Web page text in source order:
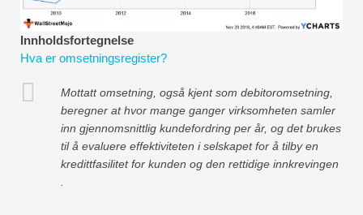
Økonomiske modelleringsveiledninger
Fullstendig format
Risikostyringsveiledninger
Innholdsfortegnelse
Hva er omsetningsregister?
Mottatt omsetning, også kjent som debitoromsetning,
beregner at hvor mange ganger virksomheten samler
inn gjennomsnittlig kundefordring per år, og det brukes
til å evaluere effektiviteten i selskapet for å tilby en
kredittfasilitet for kunden og den rettidige innkrevingen